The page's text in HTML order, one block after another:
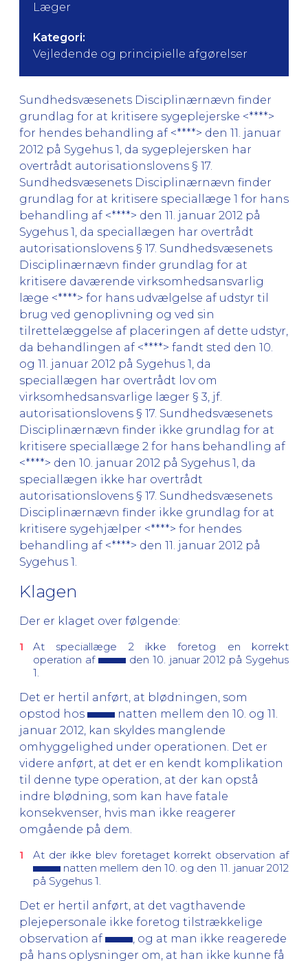
Læger
Kategori:
Vejledende og principielle afgørelser
Sundhedsvæsenets Disciplinærnævn finder
grundlag for at kritisere sygeplejerske <****>
for hendes behandling af <****> den 11. januar
2012 på Sygehus 1, da sygeplejersken har
overtrådt autorisationslovens § 17.
Sundhedsvæsenets Disciplinærnævn finder
grundlag for at kritisere speciallæge 1 for hans
behandling af <****> den 11. januar 2012 på
Sygehus 1, da speciallægen har overtrådt
autorisationslovens § 17. Sundhedsvæsenets
Disciplinærnævn finder grundlag for at
kritisere daværende virksomhedsansvarlig
læge <****> for hans udvælgelse af udstyr til
brug ved genoplivning og ved sin
tilrettelæggelse af placeringen af dette udstyr,
da behandlingen af <****> fandt sted den 10.
og 11. januar 2012 på Sygehus 1, da
speciallægen har overtrådt lov om
virksomhedsansvarlige læger § 3, jf.
autorisationslovens § 17. Sundhedsvæsenets
Disciplinærnævn finder ikke grundlag for at
kritisere speciallæge 2 for hans behandling af
<****> den 10. januar 2012 på Sygehus 1, da
speciallægen ikke har overtrådt
autorisationslovens § 17. Sundhedsvæsenets
Disciplinærnævn finder ikke grundlag for at
kritisere sygehjælper <****> for hendes
behandling af <****> den 11. januar 2012 på
Sygehus 1.
Klagen
Der er klaget over følgende:
At speciallæge 2 ikke foretog en korrekt
operation af
den 10. januar 2012 på Sygehus
1.
Det er hertil anført, at blødningen, som
opstod hos
natten mellem den 10. og 11.
januar 2012, kan skyldes manglende
omhyggelighed under operationen. Det er
videre anført, at det er en kendt komplikation
til denne type operation, at der kan opstå
indre blødning, som kan have fatale
konsekvenser, hvis man ikke reagerer
omgående på dem.
At der ikke blev foretaget korrekt observation af
natten mellem den 10. og den 11. januar 2012
på Sygehus 1.
Det er hertil anført, at det vagthavende
plejepersonale ikke foretog tilstrækkelige
observation af
, og at man ikke reagerede
på hans oplysninger om, at han ikke kunne få